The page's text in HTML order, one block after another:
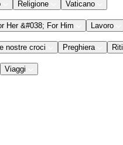
Religione Vaticano
Her &#038; For Him Lavoro
nostre croci Preghiera Riti
Viaggi